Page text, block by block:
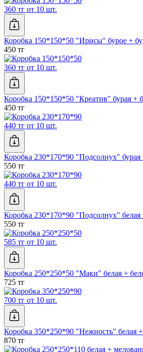
360 тг от 10 шт.
Коробка 150*150*50 "Ирисы" бурое +
450 тг
360 тг от 10 шт.
Коробка 150*150*50 "Креатив" бурая +
450 тг
440 тг от 10 шт.
Коробка 230*170*90 "Подсолнух" бурая
550 тг
440 тг от 10 шт.
Коробка 230*170*90 "Подсолнух" белая
550 тг
585 тг от 10 шт.
Коробка 250*250*50 "Маки" белая +
725 тг
700 тг от 10 шт.
Коробка 350*250*90 "Нежность" белая
870 тг